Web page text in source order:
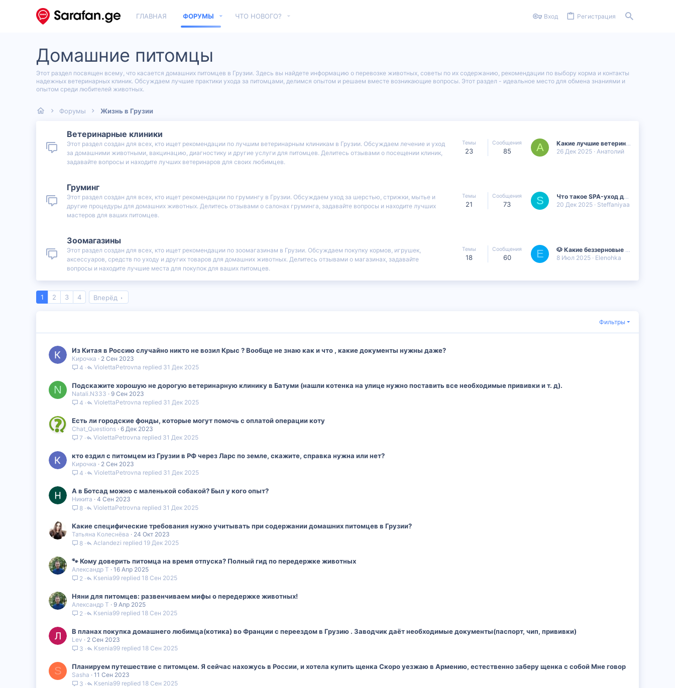
ГЛАВНАЯ ФОРУМЫ ЧТО НОВОГО? Вход Регистрация
Домашние питомцы
Этот раздел посвящен всему, что касается домашних питомцев в Грузии. Здесь вы найдете информацию о перевозке животных, советы по их содержанию, рекомендации по выбору корма и контакты
надежных ветеринарных клиник. Обсуждаем лучшие практики ухода за питомцами, делимся опытом и решаем вместе возникающие вопросы. Этот раздел - идеальное место для обмена знаниями и
опытом среди любителей животных.
Форумы Жизнь в Грузии
Ветеринарные клиники
Этот раздел создан для всех, кто ищет рекомендации по лучшим ветеринарным клиникам в Грузии. Обсуждаем лечение и уход
за домашними животными, вакцинацию, диагностику и другие услуги для питомцев. Делитесь отзывами о посещении клиник,
задавайте вопросы и находите лучших ветеринаров для своих любимцев.
Темы
23
Сообщения
85 А
Какие лучшие ветеринарные клиники в Грузии?
26 Дек 2025 Анатолий
Груминг
Этот раздел создан для всех, кто ищет рекомендации по грумингу в Грузии. Обсуждаем уход за шерстью, стрижки, мытье и
другие процедуры для домашних животных. Делитесь отзывами о салонах груминга, задавайте вопросы и находите лучших
мастеров для ваших питомцев.
Темы
21
Сообщения
73 S
Что такое SPA-уход для животных?
20 Дек 2025
Steffaniyaa
Зоомагазины
Этот раздел создан для всех, кто ищет рекомендации по зоомагазинам в Грузии. Обсуждаем покупку кормов, игрушек,
аксессуаров, средств по уходу и других товаров для домашних животных. Делитесь отзывами о магазинах, задавайте
вопросы и находите лучшие места для покупок для ваших питомцев.
Темы
18
Сообщения
60 E
🐶 Какие беззерновые корма лучше всего подходят для собак? 🦴
8 Июл 2025
Elenohka
1 2 3 4 Вперёд
Фильтры
Из Китая в Россию случайно никто не возил Крыс ? Вообще не знаю как и что , какие документы нужны даже?
Кирочка
2 Сен 2023
4
31 Дек 2025
ViolettaPetrovna
N Подскажите хорошую не дорогую ветеринарную клинику в Батуми (нашли котенка на улице нужно поставить все необходимые прививки и т. д).
Natali.N333
9 Сен 2023
4
31 Дек 2025
ViolettaPetrovna
Есть ли городские фонды, которые могут помочь с оплатой операции коту
Chat_Questions 6 Дек 2023
7
31 Дек 2025
ViolettaPetrovna
кто ездил с питомцем из Грузии в РФ через Ларс по земле, скажите, справка нужна или нет?
Кирочка
2 Сен 2023
4
31 Дек 2025
ViolettaPetrovna
А в Ботсад можно с маленькой собакой? Был у кого опыт?
Никита
4 Сен 2023
8
31 Дек 2025
ViolettaPetrovna
Какие специфические требования нужно учитывать при содержании домашних питомцев в Грузии?
Татьяна Колеснёва
24 Окт 2023
8
19 Дек 2025
Aclandezi
🐾 Кому доверить питомца на время отпуска? Полный гид по передержке животных
Александр Т
16 Апр 2025
2
18 Сен 2025
Ksenia99
Няни для питомцев: развенчиваем мифы о передержке животных!
Александр Т
9 Апр 2025
2
18 Сен 2025
Ksenia99
В планах покупка домашнего любимца(котика) во Франции с переездом в Грузию . Заводчик даёт необходимые документы(паспорт, чип, прививки)
Lev
2 Сен 2023
3
18 Сен 2025
Ksenia99
S Планируем путешествие с питомцем. Я сейчас нахожусь в России, и хотела купить щенка Скоро уезжаю в Армению, естественно заберу щенка с собой Мне говор
Sasha
11 Сен 2023
3
18 Сен 2025
Ksenia99